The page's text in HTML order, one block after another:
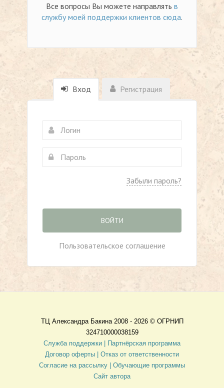
Все вопросы Вы можете направлять в
службу моей поддержки клиентов сюда.
Вход Регистрация
Забыли пароль?
ВОЙТИ
Пользовательское соглашение
ТЦ Александра Бакина 2008 - 2026 © ОГРНИП
324710000038159
Служба поддержки |
Партнёрская программа
Договор оферты
| Отказ от ответственности
Согласие на рассылку | Обучающие программы
Сайт автора